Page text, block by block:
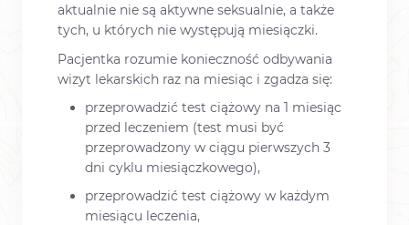
aktualnie nie są aktywne seksualnie, a także
tych, u których nie występują miesiączki.
Pacjentka rozumie konieczność odbywania
wizyt lekarskich raz na miesiąc i zgadza się:
przeprowadzić test ciążowy na 1 miesiąc
przed leczeniem (test musi być
przeprowadzony w ciągu pierwszych 3
dni cyklu miesiączkowego),
przeprowadzić test ciążowy w każdym
miesiącu leczenia,